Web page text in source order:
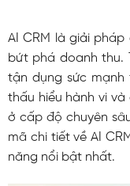
AI CRM là giải
bứt phá doanh thu.
tận dụng sức mạnh
thấu hiểu hành vi
ở cấp độ chuyên
mã chi tiết về AI
năng nổi bật nhất.